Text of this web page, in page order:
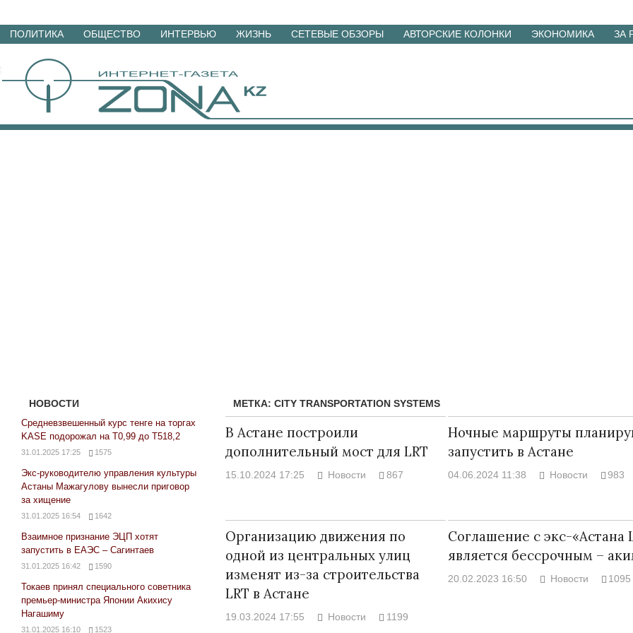
Перейти
материалам
ПОЛИТИКА ОБЩЕСТВО ИНТЕРВЬЮ ЖИЗНЬ СЕТЕВЫЕ ОБЗОРЫ АВТОРСКИЕ КОЛОНКИ ЭКОНОМИКА ЗА
МЕТКА:CITY TRANSPORTATION SYSTEMS
В Астане построили
дополнительный мост для LRT
15.10.2024 17:25 Новости 867
Ночные маршруты
запустить в Астане
04.06.2024 11:38 Новости 983
Организацию движения по
одной из центральных улиц
изменят из-за строительства
LRT в Астане
19.03.2024 17:55 Новости 1199
Соглашение с экс-«Астана
является бессрочным –
20.02.2023 16:50 Новости 1095
НОВОСТИ
Средневзвешенный курс тенге на торгах
KASE подорожал на Т0,99 до Т518,2
31.01.2025 17:25 1575
Экс-руководителю управления культуры
Астаны Мажагулову вынесли приговор
за хищение
31.01.2025 16:54 1642
Взаимное признание ЭЦП хотят
запустить в ЕАЭС – Сагинтаев
31.01.2025 16:42 1590
Токаев принял специального советника
премьер-министра Японии Акихису
Нагашиму
31.01.2025 16:10 1523
Народ выбрал свет
17.10.2024 17:00 29972
Странная
Дарига не
Авиакомпании